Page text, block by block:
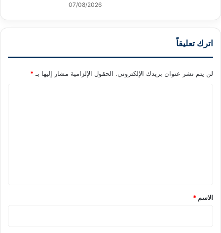
07/08/2026
اترك تعليقاً
لن يتم نشر عنوان بريدك الإلكتروني. الحقول الإلزامية مشار إليها بـ *
*
الاسم *